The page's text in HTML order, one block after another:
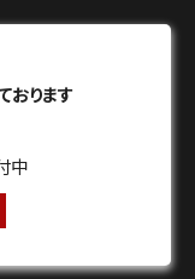
おります
中